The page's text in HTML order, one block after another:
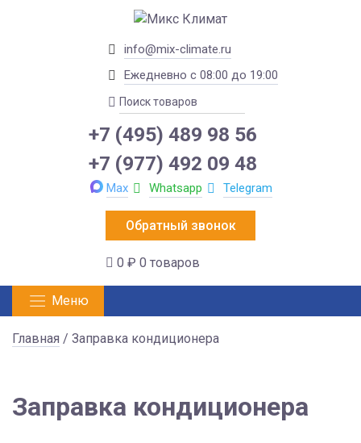
info@mix-climate.ru
Ежедневно с 08:00 до 19:00
+7 (495) 489 98 56
+7 (977) 492 09 48
Max Whatsapp Telegram
Обратный звонок
0 ₽ 0 товаров
Меню
Главная / Заправка кондиционера
Заправка кондиционера